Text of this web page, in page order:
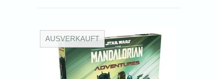
AUSVERKAUFT